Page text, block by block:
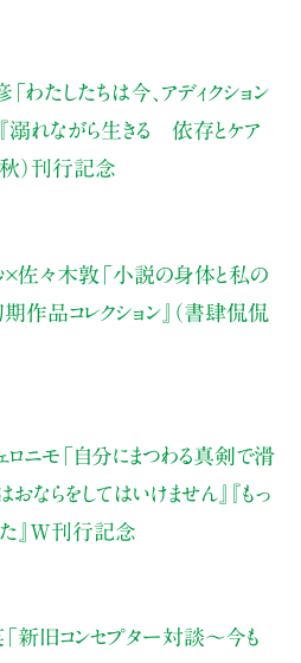
「わたしたちは今、アディクション
『溺れながら生きる 依存とケア
）刊行記念
佐々木敦 「小説の身体と私の
作品コレクション』（書肆侃侃
ロニモ 「自分にまつわる真剣で滑
おならをしてはいけません』『もっ
た』W刊行記念
「新旧コンセプター対談～今も